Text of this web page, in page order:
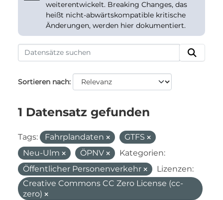
weiterentwickelt. Breaking Changes, das
heißt nicht-abwärtskompatible kritische
Änderungen, werden hier dokumentiert.
Sortieren nach
1 Datensatz gefunden
Tags: Fahrplandaten
GTFS
Neu-Ulm
ÖPNV
Kategorien:
Öffentlicher Personenverkehr
Lizenzen:
Creative Commons CC Zero License (cc-
zero)